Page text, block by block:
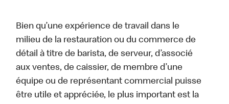
Bien qu’une expérience de travail dans le
milieu de la restauration ou du commerce de
détail à titre de barista, de serveur, d’associé
aux ventes, de caissier, de membre d’une
équipe ou de représentant commercial puisse
être utile et appréciée, le plus important est la